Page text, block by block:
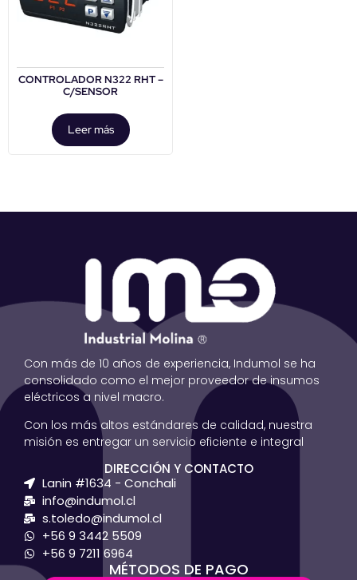
CONTROLADOR N322 RHT –
C/SENSOR
Leer más
Con más de 10 años de experiencia, Indumol se ha
consolidado como el mejor proveedor de insumos
eléctricos a nivel macro.
Con los más altos estándares de calidad, nuestra
misión es entregar un servicio eficiente e integral
DIRECCIÓN Y CONTACTO
Lanin #1634 - Conchali
info@indumol.cl
s.toledo@indumol.cl
+56 9 3442 5509
+56 9 7211 6964
MÉTODOS DE PAGO